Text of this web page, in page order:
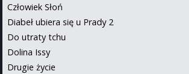
Człowiek Słoń
Diabeł ubiera się u Prady 2
Do utraty tchu
Dolina Issy
Drugie życie